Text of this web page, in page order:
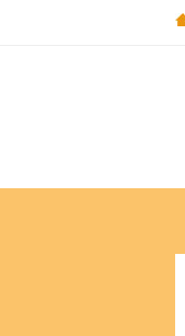
Panneau de gestion